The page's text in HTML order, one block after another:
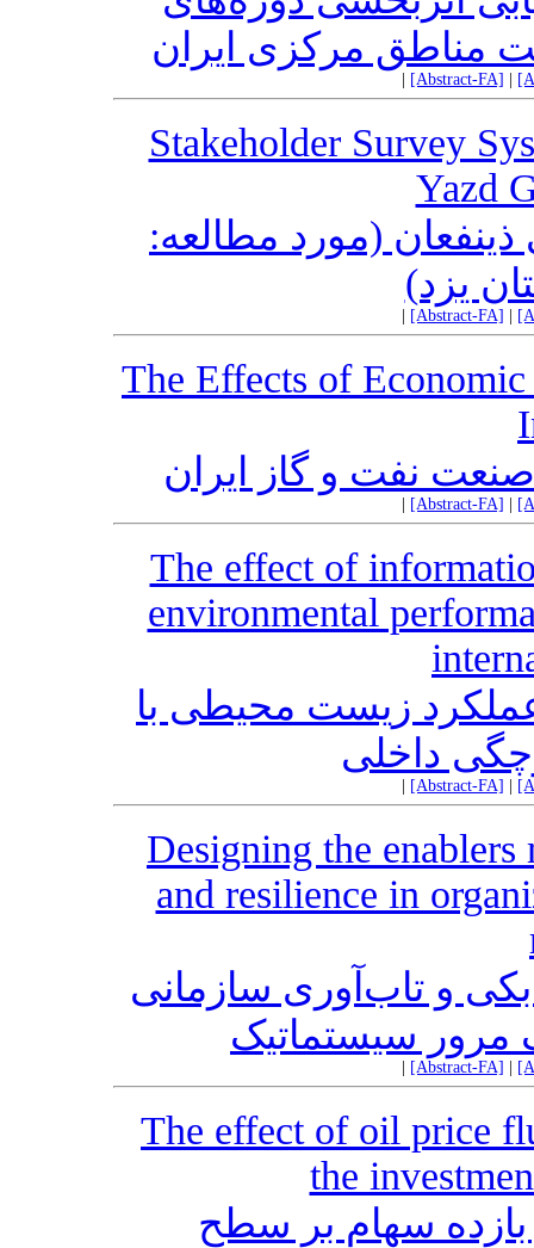
مناطق مرکزی ایران
[Abstract-FA]
Stakeholder Survey
Yazd
(مورد مطالعه:
یزد)
[Abstract-FA]
The Effects of
نفت و گاز ایران
[Abstract-FA]
The effect of
environmental
عملکرد زیست‌ محیطی با
داخلی
[Abstract-FA]
Designing the
and resilience in
و تاب‌آوری سازمانی
مرور سیستماتیک
[Abstract-FA]
The effect of oil price
the
بازده سهام بر سطح